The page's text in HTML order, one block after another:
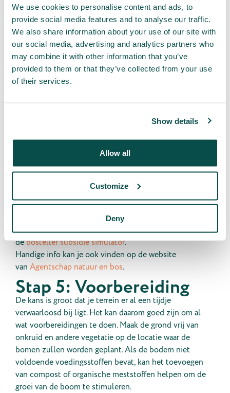
We use cookies to personalise content and ads, to
provide social media features and to analyse our traffic.
We also share information about your use of our site with
our social media, advertising and analytics partners who
may combine it with other information that you’ve
provided to them or that they’ve collected from your use
of their services.
Show details
Allow all
Customize
Deny
financiële steun ook wel handig zijn. Hiervoor
overliepen we al enkele instapvoorwaarden, hier zetten
we ze nog eens allemaal op een rijtje:
De oppervlakte moet minimaal 0,50 ha bedragen
om in aanmerking te komen voor subsidie.
De oppervlakte wordt bepaald via intekening, zelf
kan je dit ook nagaan door gebruik te maken van
Niet elke boom groeit even goed op elke plaats of
bodem. Het is daarom belangrijk om de juiste
soorten te kiezen om zo tot een waardevoller bos
Tot 1ha moeten er minimaal 2 verschillende
soorten staan, vanaf 1 ha mintens 3.
Wil je graag al ongeveer weten hoeveel subsidie je kan
krijgen voor jouw stuk grond? Maak dan gebruik van
debosteller subsidie simulator.
Handige info kan je ook vinden op de website
van Agentschap natuur en bos.
Stap 5: Voorbereiding
De kans is groot dat je terrein er al een tijdje
verwaarloosd bij ligt. Het kan daarom goed zijn om al
wat voorbereidingen te doen. Maak de grond vrij van
onkruid en andere vegetatie op de locatie waar de
bomen zullen worden geplant. Als de bodem niet
voldoende voedingsstoffen bevat, kan het toevoegen
van compost of organische meststoffen helpen om de
groei van de boom te stimuleren.